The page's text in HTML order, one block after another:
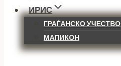
ИРИС
ГРАЃАНСКО УЧЕСТВО
МАПИКОН